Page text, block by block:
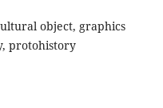
object, graphics
protohistory